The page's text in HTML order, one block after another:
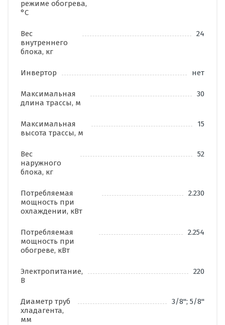
режиме обогрева,
°C
Вес
внутреннего
блока, кг
24
Инвертор нет
Максимальная
длина трассы, м
30
Максимальная
высота трассы, м
15
Вес
наружного
блока, кг
52
Потребляемая
мощность при
охлаждении, кВт
2.230
Потребляемая
мощность при
обогреве, кВт
2.254
Электропитание,
В
220
Диаметр труб
хладагента,
мм
3/8"; 5/8"